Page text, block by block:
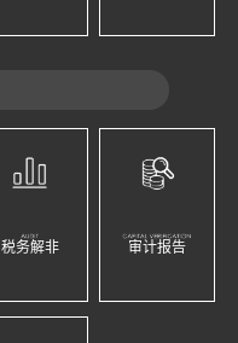
税务解非 审计报告